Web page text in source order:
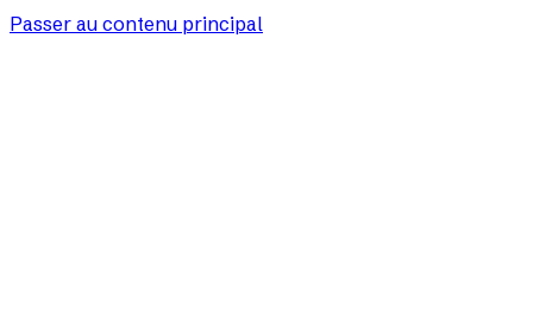
Passer au contenu principal